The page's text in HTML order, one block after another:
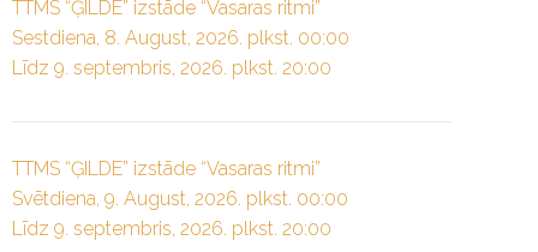
TTMS “ĢILDE” izstāde “Vasaras ritmi”
Sestdiena, 8. August, 2026. plkst. 00:00
Līdz 9. septembris, 2026. plkst. 20:00
TTMS “ĢILDE” izstāde “Vasaras ritmi”
Svētdiena, 9. August, 2026. plkst. 00:00
Līdz 9. septembris, 2026. plkst. 20:00